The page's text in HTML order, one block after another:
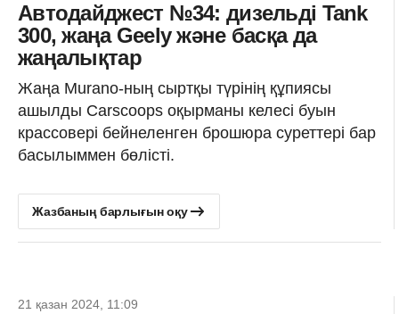
Автодайджест №34: дизельді Tank
300, жаңа Geely және басқа да
жаңалықтар
Жаңа Murano-ның сыртқы түрінің құпиясы
ашылды Carscoops оқырманы келесі буын
крассовері бейнеленген брошюра суреттері бар
басылыммен бөлісті.
Жазбаның барлығын оқу
21 қазан 2024, 11:09